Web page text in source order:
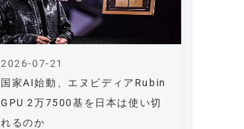
国家AI始動、エヌビディアRubin
GPU 2万7500基を日本は使い切
れるのか
2026-07-21